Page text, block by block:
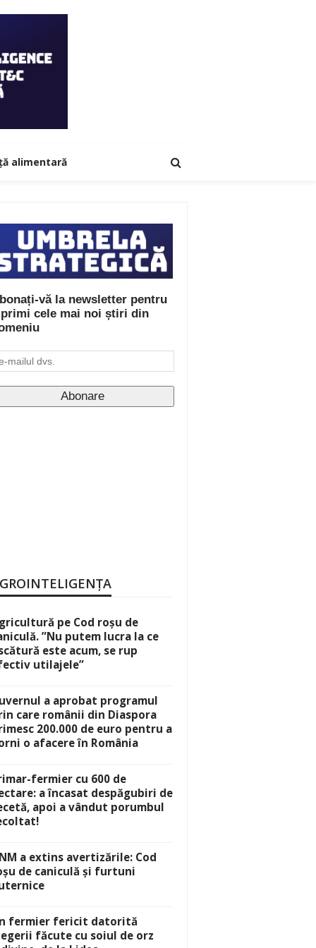
alimentară
vă la newsletter pentru
cele mai noi știri din
pe Cod roșu de
”Nu putem lucra la ce
este acum, se rup
utilajele”
a aprobat programul
care românii din Diaspora
200.000 de euro pentru a
o afacere în România
fermier cu 600 de
a încasat despăgubiri de
apoi a vândut porumbul
a extins avertizările: Cod
de caniculă și furtuni
fermier fericit datorită
făcute cu soiul de orz